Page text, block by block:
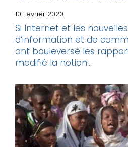
10 Février 2020
Si Internet et les
d’information et de
ont bouleversé les
modifié la notion...